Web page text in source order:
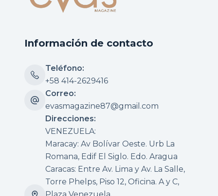
Información de contacto
Teléfono:
+58 414-2629416
Correo:
evasmagazine87@gmail.com
Direcciones:
VENEZUELA:
Maracay: Av Bolívar Oeste. Urb La
Romana, Edif El Siglo. Edo. Aragua
Caracas: Entre Av. Lima y Av. La Salle,
Torre Phelps, Piso 12, Oficina. A y C,